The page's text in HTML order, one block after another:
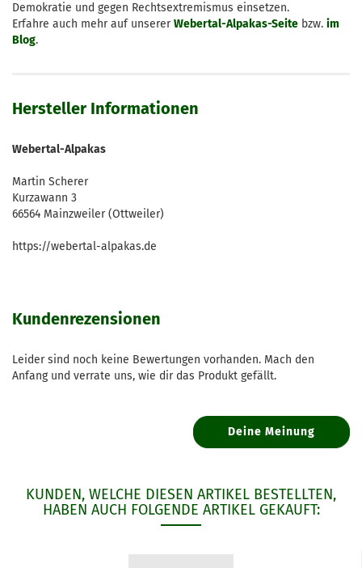
Demokratie und gegen Rechtsextremismus einsetzen.
Erfahre auch mehr auf unsererWebertal-Alpakas-Seite bzw. im
Blog.
Hersteller Informationen
Webertal-Alpakas
Martin Scherer
Kurzawann 3
66564 Mainzweiler (Ottweiler)
https://webertal-alpakas.de
Kundenrezensionen
Leider sind noch keine Bewertungen vorhanden. Mach den
Anfang und verrate uns, wie dir das Produkt gefällt.
Deine Meinung
KUNDEN, WELCHE DIESEN ARTIKEL BESTELLTEN,
HABEN AUCH FOLGENDE ARTIKEL GEKAUFT: